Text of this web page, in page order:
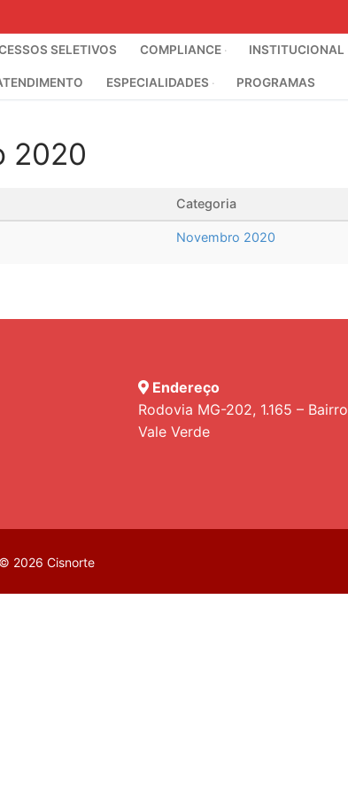
SELETIVOS COMPLIANCE INSTITUCIONAL
ESPECIALIDADES PROGRAMAS
2020
Categoria
Novembro 2020
Endereço
Rodovia MG-202, 1.165 – Bairro
Vale Verde
2026 Cisnorte